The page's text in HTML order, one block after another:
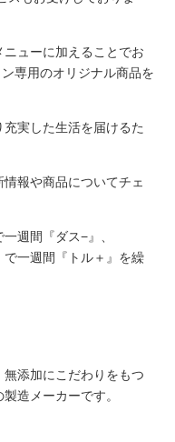
ューに加えることでお
専用のオリジナル商品を
実した生活を届けるた
報や商品についてチェ
週間『ダス−』、
一週間『トル＋』を繰
添加にこだわりをもつ
造メーカーです。